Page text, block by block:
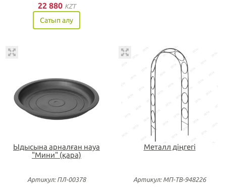
22 880 KZT
Сатып алу
Ыдысына арналған науа
"Мини" (қара)
Артикул: ПЛ-00378
Металл діңгегі
Артикул: МП-ТВ-948226